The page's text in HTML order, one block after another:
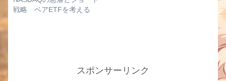
戦略 ベアETFを考える
スポンサーリンク